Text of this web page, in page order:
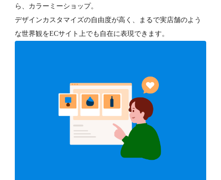
ら、カラーミーショップ。
デザインカスタマイズの自由度が高く、まるで実店舗のよう
な世界観をECサイト上でも自在に表現できます。